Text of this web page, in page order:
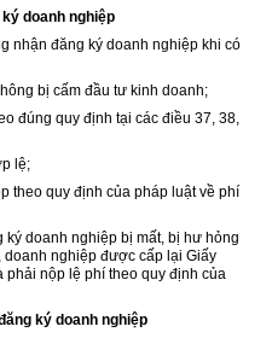
doanh nghiệp
nhận đăng ký doanh nghiệp khi có
bị cấm đầu tư kinh doanh;
đúng quy định tại các điều 37, 38,
lệ;
theo quy định của pháp luật về phí
doanh nghiệp bị mất, bị hư hỏng
doanh nghiệp đượccấp lại Giấy
nộp lệ phí theo quy định của
ký doanh nghiệp